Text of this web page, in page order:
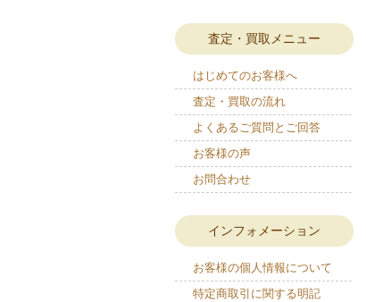
査定・買取メニュー
はじめてのお客様へ
査定・買取の流れ
よくあるご質問とご回答
お客様の声
お問合わせ
インフォメーション
お客様の個人情報について
特定商取引に関する明記